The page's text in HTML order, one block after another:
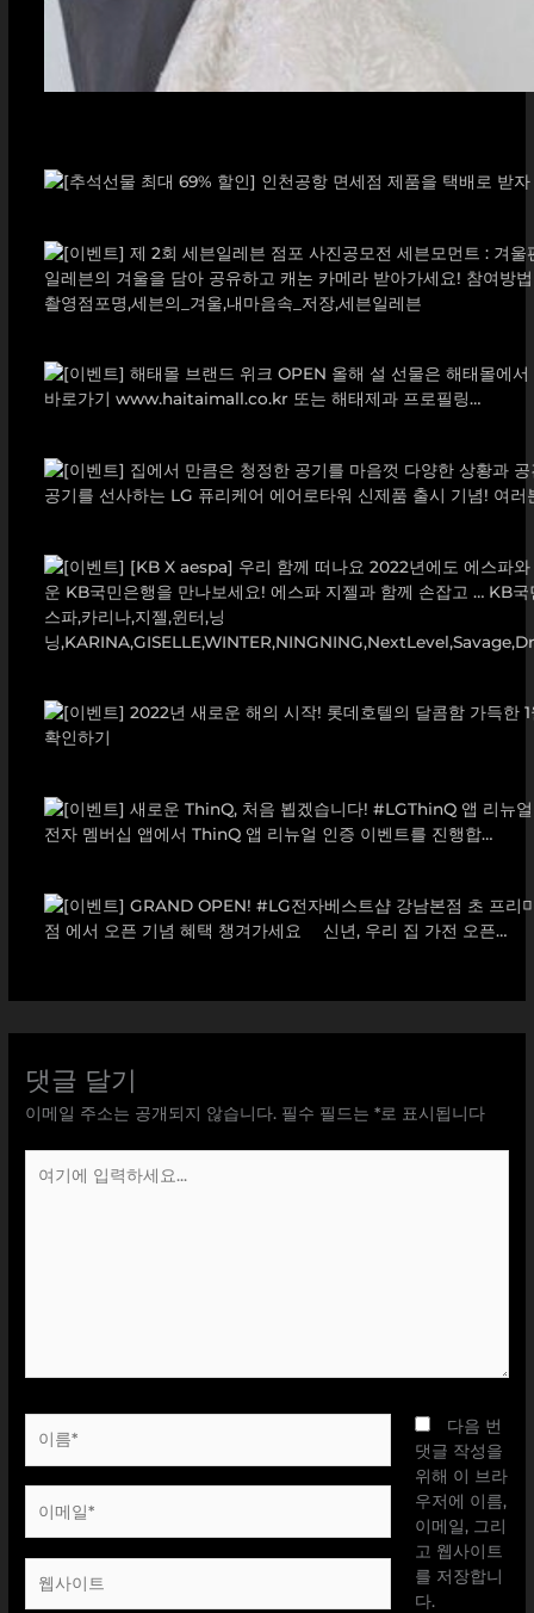
댓글 달기
이메일 주소는 공개되지 않습니다. 필수 필드는*로 표시됩니다
기
름
메
다음 번
댓글 작성을
위해 이 브라
우저에 이름,
이메일, 그리
고 웹사이트
를 저장합니
다.